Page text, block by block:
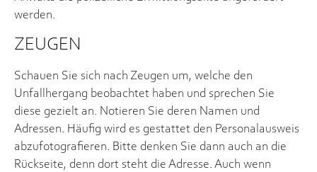
werden.
ZEUGEN
Schauen Sie sich nach Zeugen um, welche den
Unfallhergang beobachtet haben und sprechen Sie
diese gezielt an. Notieren Sie deren Namen und
Adressen. Häufig wird es gestattet den Personalausweis
abzufotografieren. Bitte denken Sie dann auch an die
Rückseite, denn dort steht die Adresse. Auch wenn